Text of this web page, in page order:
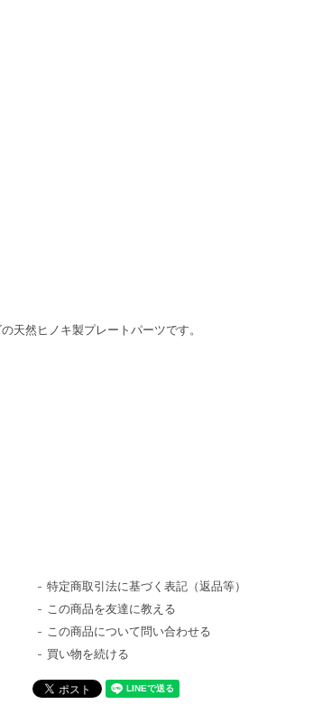
天然ヒノキ製プレートパーツです。
特定商取引法に基づく表記（返品等）
この商品を友達に教える
この商品について問い合わせる
買い物を続ける